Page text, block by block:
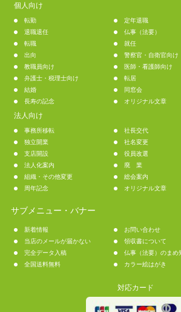
個人向け
転勤
定年退職
退職退任
仏事（法要）
転職
就任
出向
警察官・自衛官向け
教職員向け
医師・看護師向け
弁護士・税理士向け
転居
結婚
同窓会
長寿の記念
オリジナル文章
法人向け
事務所移転
社長交代
独立開業
社名変更
支店開設
役員改選
法人化案内
廃 業
組織・その他変更
総会案内
周年記念
オリジナル文章
サブメニュー・バナー
新着情報
お問い合わせ
当店のメールが届かない
領収書について
完全データ入稿
仏事（法要）のまめ
全国送料無料
カラー絵はがき
対応カード